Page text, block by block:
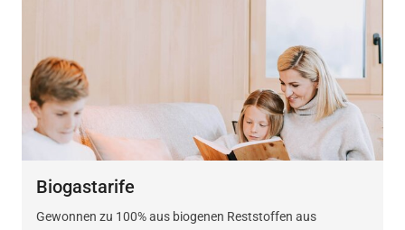
Biogastarife
Gewonnen zu 100% aus biogenen Reststoffen aus